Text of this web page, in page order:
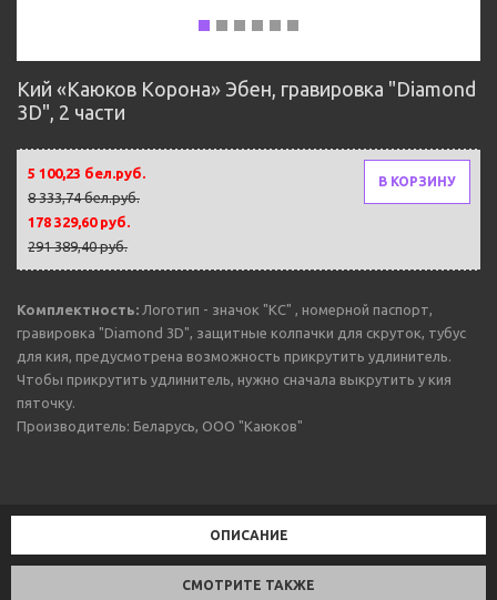
Кий «Каюков Корона» Эбен, гравировка "Diamond
3D", 2 части
5 100,23 бел.руб.
8 333,74 бел.руб.
178 329,60 руб.
291 389,40 руб.
В КОРЗИНУ
Комплектность: Логотип - значок "КС" , номерной паспорт,
гравировка "Diamond 3D", защитные колпачки для скруток, тубус
для кия, предусмотрена возможность прикрутить удлинитель.
Чтобы прикрутить удлинитель, нужно сначала выкрутить у кия
пяточку.
Производитель: Беларусь, ООО "Каюков"
ОПИСАНИЕ
СМОТРИТЕ ТАКЖЕ